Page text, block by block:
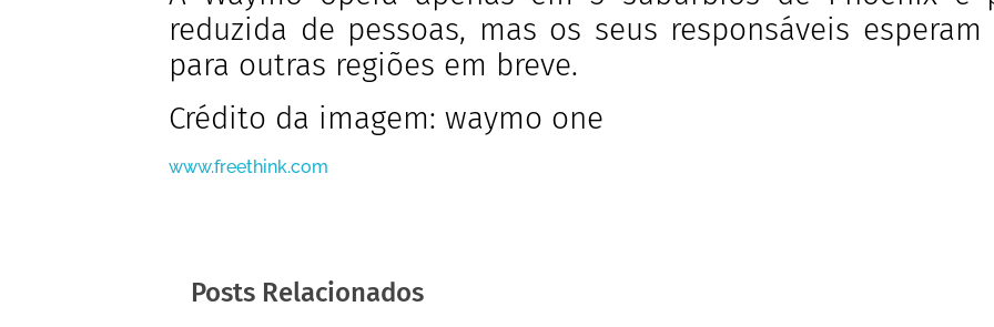
reduzida de pessoas, mas os seus responsáveis
para outras regiões em breve.
Crédito da imagem: waymo one
www.freethink.com
Posts Relacionados